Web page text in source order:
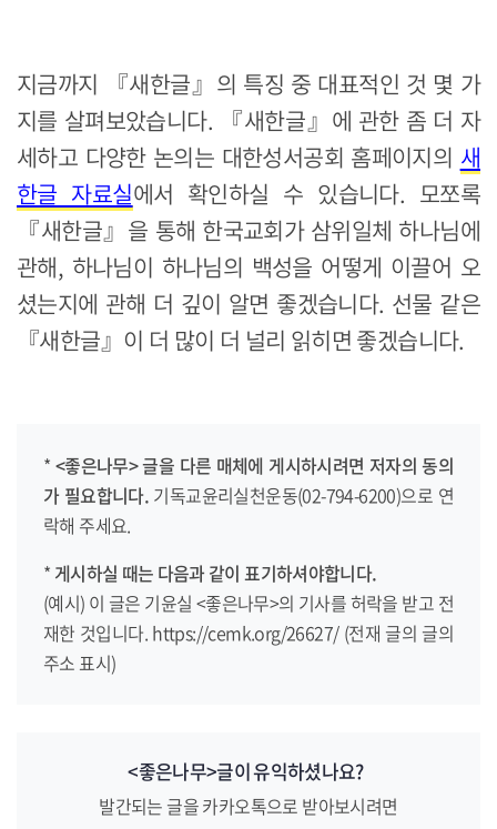
지금까지 『새한글』의 특징 중 대표적인 것 몇 가
지를 살펴보았습니다. 『새한글』에 관한 좀 더 자
세하고 다양한 논의는 대한성서공회 홈페이지의 새
한글 자료실에서 확인하실 수 있습니다. 모쪼록
『새한글』을 통해 한국교회가 삼위일체 하나님에
관해, 하나님이 하나님의 백성을 어떻게 이끌어 오
셨는지에 관해 더 깊이 알면 좋겠습니다. 선물 같은
『새한글』이 더 많이 더 널리 읽히면 좋겠습니다.
* <좋은나무> 글을 다른 매체에 게시하시려면 저자의 동의
가 필요합니다.기독교윤리실천운동(02-794-6200)으로 연
락해 주세요.
* 게시하실 때는 다음과 같이 표기하셔야합니다.
(예시) 이 글은 기윤실 <좋은나무>의 기사를 허락을 받고 전
재한 것입니다. https://cemk.org/26627/ (전재 글의 글의
주소 표시)
<좋은나무>글이 유익하셨나요?
발간되는 글을 카카오톡으로 받아보시려면